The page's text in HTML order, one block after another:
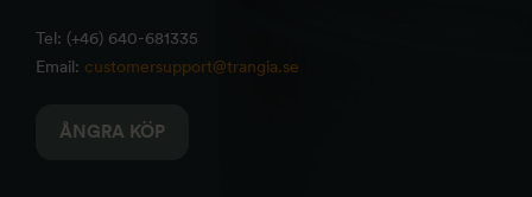
Tel: (+46) 640-681335
Email: customersupport@trangia.se
ÅNGRA KÖP